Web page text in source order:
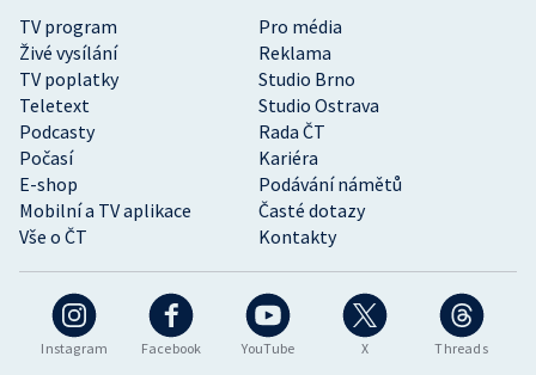
Instagram Facebook YouTube X Threads
TV program
Pro média
Živé vysílání
Reklama
TV poplatky
Studio Brno
Teletext
Studio Ostrava
Podcasty
Rada ČT
Počasí
Kariéra
E-shop
Podávání námětů
Mobilní a TV aplikace
Časté dotazy
Vše o ČT
Kontakty